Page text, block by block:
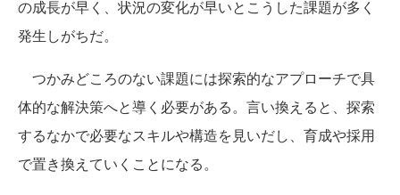
の成長が早く、状況の変化が早いとこうした課題が多く
発生しがちだ。
つかみどころのない課題には探索的なアプローチで具
体的な解決策へと導く必要がある。言い換えると、探索
するなかで必要なスキルや構造を見いだし、育成や採用
で置き換えていくことになる。